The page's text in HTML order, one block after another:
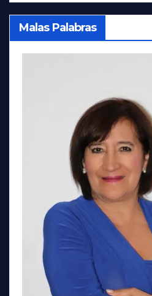
Malas Palabras